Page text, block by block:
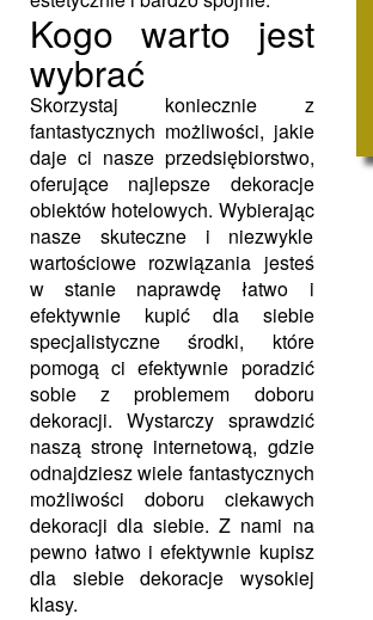
Kogo warto jest
wybrać
Skorzystaj koniecznie z
fantastycznych możliwości, jakie
daje ci nasze przedsiębiorstwo,
oferujące najlepsze dekoracje
obiektów hotelowych. Wybierając
nasze skuteczne i niezwykle
wartościowe rozwiązania jesteś
w stanie naprawdę łatwo i
efektywnie kupić dla siebie
specjalistyczne środki, które
pomogą ci efektywnie poradzić
sobie z problemem doboru
dekoracji. Wystarczy sprawdzić
naszą stronę internetową, gdzie
odnajdziesz wiele fantastycznych
możliwości doboru ciekawych
dekoracji dla siebie. Z nami na
pewno łatwo i efektywnie kupisz
dla siebie dekoracje wysokiej
klasy.